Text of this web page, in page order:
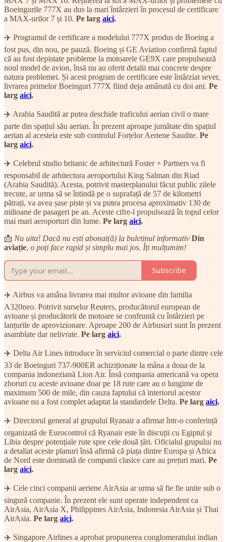
Boeingurile 777X au dus la mari întârzieri în procesul de certificare
a MAX-urilor 7 și 10. Pe larg aici.
✈️ Programul de certificare a modelului 777X produs de Boeing a
fost pus, din nou, pe pauză. Boeing și GE Aviation confirmă faptul
că au fost depistate probleme la motoarele GE9X care propulsează
noul model de avion, însă nu au oferit detalii mai concrete despre
natura problemei. Și acest program de certificare este întârziat sever,
livrarea primelor Boeinguri 777X fiind deja amânată cu doi ani. Pe
larg aici.
✈️ Arabia Saudită ar putea deschide traficului aerian civil o mare
parte din spațiul său aerian. În prezent aproape jumătate din spațiul
aerian al acesteia este sub controlul Forțelor Aeriene Saudite. Pe
larg aici.
✈️ Celebrul studio britanic de arhitectură Foster + Partners va fi
responsabil de arhitectura aeroportului King Salman din Riad
(Arabia Saudită). Acesta, potrivit masterplanului făcut public zilele
trecute, ar urma să se întindă pe o suprafață de 57 de kilometri
pătrați, va avea șase piste și va putea procesa aproximativ 130 de
milioane de pasageri pe an. Aceste cifre-l propulsează în topul celor
mai mari aeroporturi din lume. Pe larg aici.
📩 Nu uita! Dacă nu ești abonat(ă) la buletinul informativ Din
aviație, o poți face rapid și simplu mai jos. Îți mulțumim!
Subscribe
✈️ Airbus va amâna livrarea mai multor avioane din familia
A320neo. Potrivit surselor Reuters, producătorul european de
avioane și producătorii de motoare se confruntă cu întârzieri pe
lanțurile de aprovizionare. Aproape 200 de Airbusuri sunt în prezent
asamblate dar nelivrate. Pe larg aici.
✈️ Delta Air Lines introduce în serviciul comercial o parte dintre cele
33 de Boeinguri 737-900ER achiziționate la mâna a doua de la
compania indoneziană Lion Air. Însă compania americană va opera
zboruri cu aceste avioane doar pe 18 rute care au o lungime de
maximum 500 de mile, din cauza faptului că interiorul acestor
avioane nu a fost complet adaptat la standardele Delta. Pe larg aici.
✈️ Directorul general al grupului Ryanair a afirmat într-o conferință
organizată de Eurocontrol că Ryanair este în discuții cu Egiptul și
Libia despre potențiale rute spre cele două țări. Oficialul grupului nu
a detaliat aceste planuri însă afirmă că piața dintre Europa și Africa
de Nord este dominată de companii clasice care au prețuri mari. Pe
larg aici.
✈️ Cele cinci companii aeriene AirAsia ar urma să fie fie unite sub o
singură companie. În prezent ele sunt operate independent ca
AirAsia, AirAsia X, Philippines AirAsia, Indonesia AirAsia și Thai
AirAsia. Pe larg aici.
✈️ Singapore Airlines a aprobat propunerea conglomeratului indian